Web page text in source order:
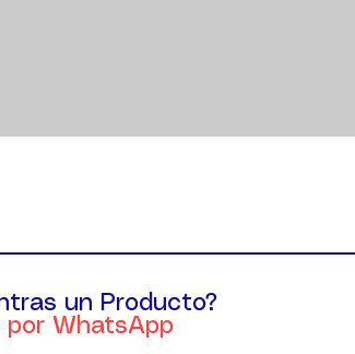
un Producto?
por WhatsApp